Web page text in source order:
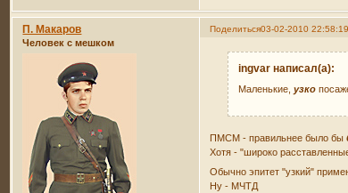
Поделиться03-02-2010 22:58:19
П. Макаров
Человек с мешком
ingvar написал(а):
Маленькие,узко
ПМСМ - правильнее было бы
Хотя - "широко
Обычно эпитет "узкий"
Ну - МЧТД